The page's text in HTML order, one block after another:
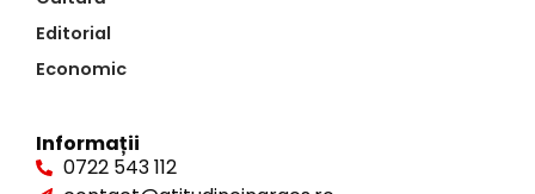
Editorial
Economic
Informații
0722 543 112